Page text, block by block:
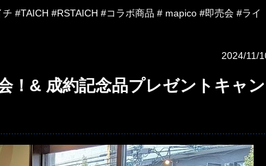
#TAICH #RSTAICH #コラボ商品 # mapico #即売会 #ライ
2024/11/
！& 成約記念品プレゼントキャン